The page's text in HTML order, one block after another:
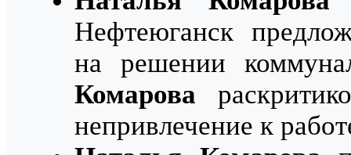
Нефтеюганск
на решении
Комарова
непривлечение к